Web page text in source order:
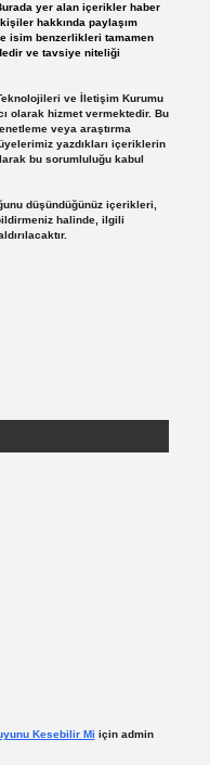
yer alan içerikler haber
hakkında paylaşım
isim benzerlikleri tamamen
ve tavsiye niteliği
ve İletişim Kurumu
olarak hizmet vermektedir. Bu
veya araştırma
yazdıkları içeriklerin
bu sorumluluğu kabul
düşündüğünüz içerikleri,
halinde, ilgili
Kesebilir Mi için admin